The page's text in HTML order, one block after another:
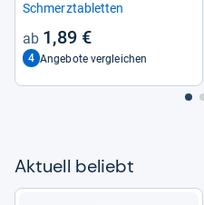
Schmerz­ta­blet­ten
1,89 €
4 Angebote vergleichen
Aktu­ell beliebt